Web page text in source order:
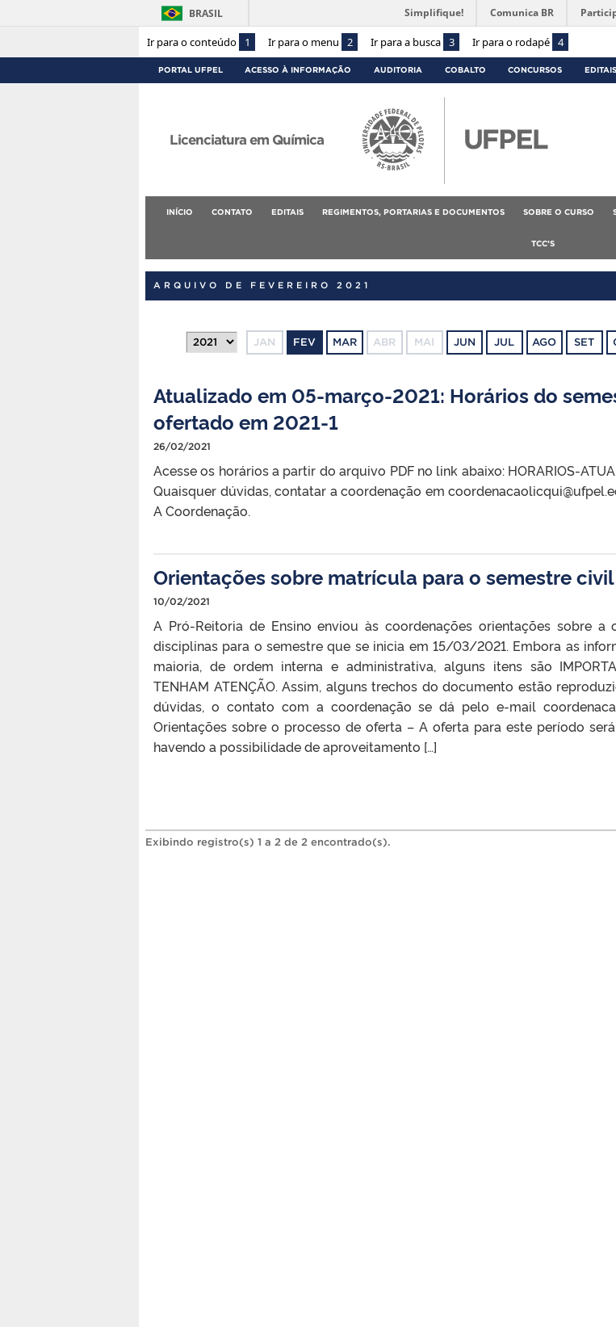
Ir para o conteúdo 1 Ir para o menu 2 Ir para a busca 3 Ir para o rodapé 4
BRASIL Simplifique! Comunica BR
PORTAL UFPEL ACESSO À INFORMAÇÃO AUDITORIA COBALTO CONCURSOS EDITAIS
Licenciatura em Química
INÍCIO CONTATO EDITAIS REGIMENTOS, PORTARIAS E DOCUMENTOS SOBRE O CURSO
TCC’S
ARQUIVO DE FEVEREIRO 2021
JAN FEV MAR ABR MAI JUN JUL AGO SET
Atualizado em 05-março-2021: Horários do
ofertado em 2021-1
26/02/2021
Acesse os horários a partir do arquivo PDF no link abaixo: HORARIOS-
Quaisquer dúvidas, contatar a coordenação em
A Coordenação.
Orientações sobre matrícula para o semestre
10/02/2021
A Pró-Reitoria de Ensino enviou às coordenações orientações sobre
disciplinas para o semestre que se inicia em 15/03/2021. Embora as
maioria, de ordem interna e administrativa, alguns itens são
TENHAM ATENÇÃO. Assim, alguns trechos do documento estão
dúvidas, o contato com a coordenação se dá pelo e-mail
Orientações sobre o processo de oferta – A oferta para este período
havendo a possibilidade de aproveitamento […]
Exibindo registro(s) 1 a 2 de 2 encontrado(s).